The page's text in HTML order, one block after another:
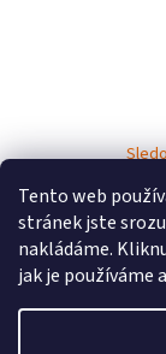
Tento web
stránek jste
nakládáme.
jak je používáme